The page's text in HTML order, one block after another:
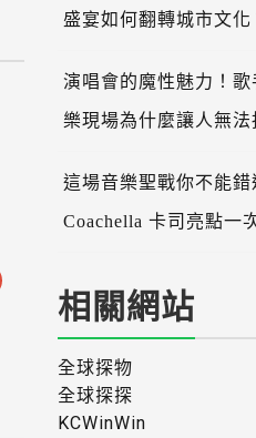
盛宴如何翻轉城市文化
演唱會的魔性魅力！
樂現場為什麼讓人無法
這場音樂聖戰你不能錯
Coachella 卡司亮點一
相關網站
全球探物
全球探探
KCWinWin